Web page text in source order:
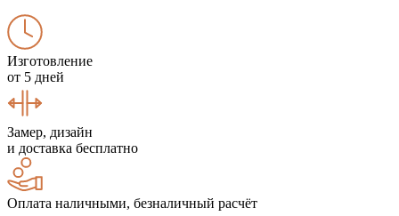
Изготовление
от 5 дней
Замер, дизайн
и доставка бесплатно
Оплата наличными, безналичный расчёт